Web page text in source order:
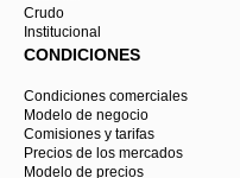
Crudo
Institucional
CONDICIONES
Condiciones comerciales
Modelo de negocio
Comisiones y tarifas
Precios de los mercados
Modelo de precios